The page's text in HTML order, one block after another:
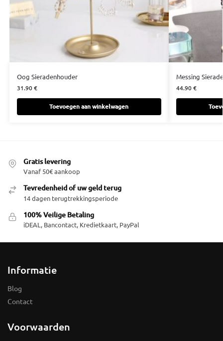
Oog Sieradenhouder
31.90€
Toevoegen aan winkelwagen
Messing
44.90€
Gratis levering
Vanaf 50€ aankoop
Tevredenheid of uw geld terug
14 dagen terugtrekkingsperiode
100% Veilige Betaling
iDEAL, Bancontact, Kredietkaart, PayPal
Informatie
Blog
Contact
Voorwaarden